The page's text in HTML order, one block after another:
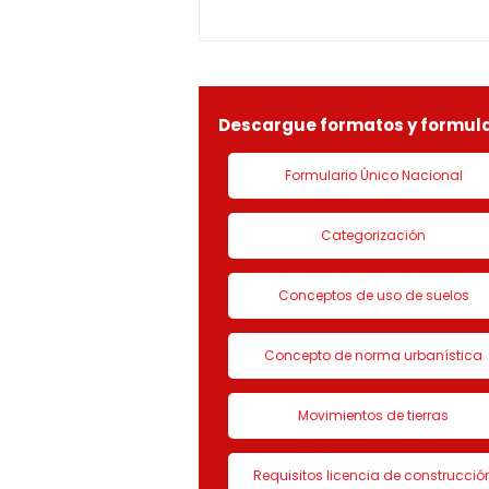
normas concordantes, hace
saber que según ra
Descargue formatos y
Formulario Único Nacional
Categorización
Conceptos de uso de suelos
Concepto de norma urbanística
Movimientos de tierras
Requisitos licencia de